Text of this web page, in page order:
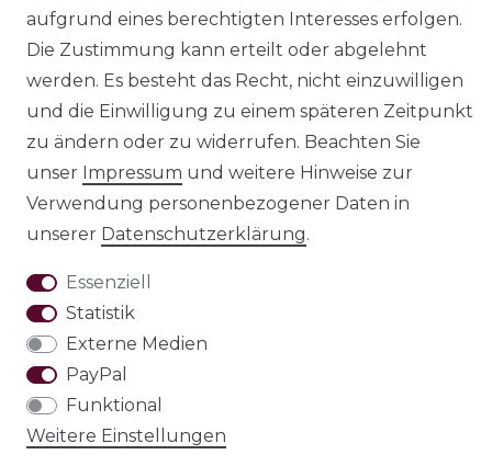
Impressum Daten­schutz­erklärung
aufgrund eines berechtigten Interesses erfolgen.
Die Zustimmung kann erteilt oder abgelehnt
werden. Es besteht das Recht, nicht einzuwilligen
und die Einwilligung zu einem späteren Zeitpunkt
zu ändern oder zu widerrufen. Beachten Sie
unser Impressum und weitere Hinweise zur
Verwendung personenbezogener Daten in
unserer Daten­schutz­erklärung.
Essenziell
Statistik
Externe Medien
PayPal
Funktional
Weitere Einstellungen